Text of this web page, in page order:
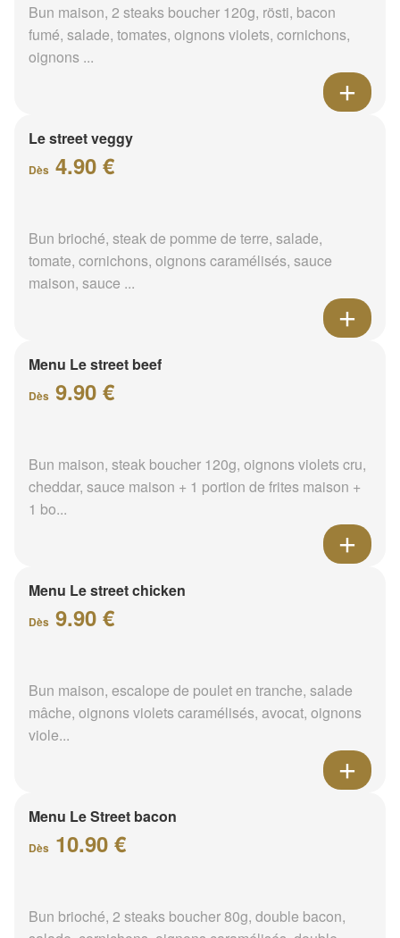
Bun maison, 2 steaks boucher 120g, rösti, bacon
fumé, salade, tomates, oignons violets, cornichons,
oignons ...
Le street veggy
Dès 4.90 €
Bun brioché, steak de pomme de terre, salade,
tomate, cornichons, oignons caramélisés, sauce
maison, sauce ...
Menu Le street beef
Dès 9.90 €
Bun maison, steak boucher 120g, oignons violets cru,
cheddar, sauce maison + 1 portion de frites maison +
1 bo...
Menu Le street chicken
Dès 9.90 €
Bun maison, escalope de poulet en tranche, salade
mâche, oignons violets caramélisés, avocat, oignons
viole...
Menu Le Street bacon
Dès 10.90 €
Bun brioché, 2 steaks boucher 80g, double bacon,